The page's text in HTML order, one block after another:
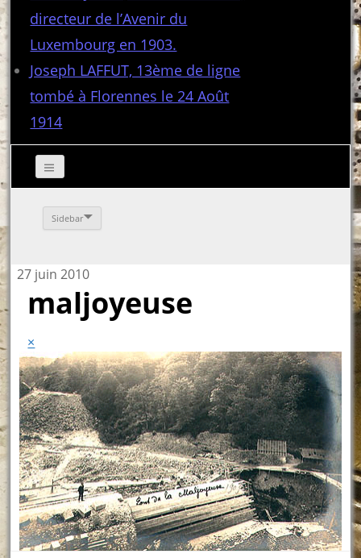
directeur de l’Avenir du
Luxembourg en 1903.
Joseph LAFFUT, 13ème de ligne
tombé à Florennes le 24 Août
1914
Sidebar
27 juin 2010
maljoyeuse
×